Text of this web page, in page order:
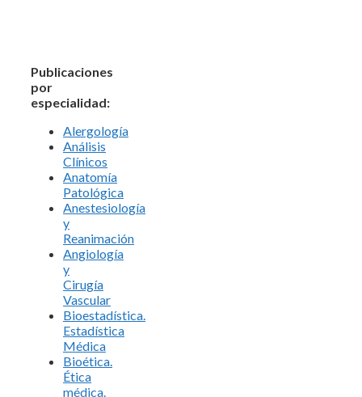
Publicaciones
por
especialidad:
Alergología
Análisis
Clínicos
Anatomía
Patológica
Anestesiología
y
Reanimación
Angiología
y
Cirugía
Vascular
Bioestadística.
Estadística
Médica
Bioética.
Ética
médica.